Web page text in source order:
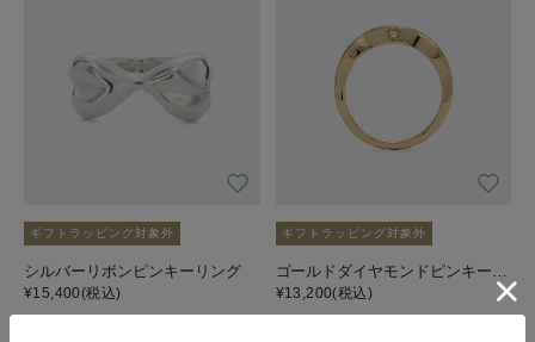
ギフトラッピング対象外
シルバーリボンピンキーリング
¥15,400(税込)
ギフトラッピング対象外
¥13,200(税込)